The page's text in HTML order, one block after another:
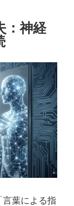
：神経
言葉による指